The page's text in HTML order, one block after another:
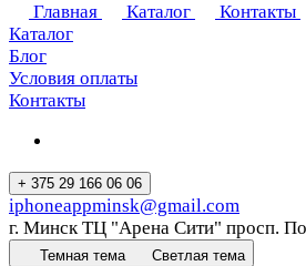
Главная Каталог Контакты
Каталог
Блог
Условия оплаты
Контакты
+ 375 29 166 06 06
iphoneappminsk@gmail.com
г. Минск ТЦ "Арена Сити" просп.
Темная тема Светлая тема